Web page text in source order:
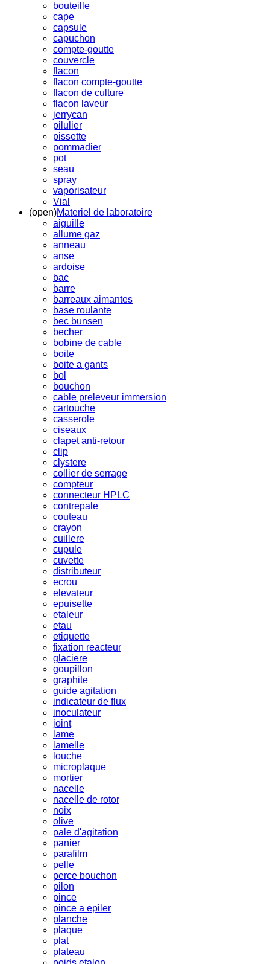
bouteille
cape
capsule
capuchon
compte-goutte
couvercle
flacon
flacon compte-goutte
flacon de culture
flacon laveur
jerrycan
pilulier
pissette
pommadier
pot
seau
spray
vaporisateur
Vial
(open)Materiel de laboratoire
aiguille
allume gaz
anneau
anse
ardoise
bac
barre
barreaux aimantes
base roulante
bec bunsen
becher
bobine de cable
boite
boite a gants
bol
bouchon
cable preleveur immersion
cartouche
casserole
ciseaux
clapet anti-retour
clip
clystere
collier de serrage
compteur
connecteur HPLC
contrepale
couteau
crayon
cuillere
cupule
cuvette
distributeur
ecrou
elevateur
epuisette
etaleur
etau
etiquette
fixation reacteur
glaciere
goupillon
graphite
guide agitation
indicateur de flux
inoculateur
joint
lame
lamelle
louche
microplaque
mortier
nacelle
nacelle de rotor
noix
olive
pale d'agitation
panier
parafilm
pelle
perce bouchon
pilon
pince
pince a epiler
planche
plaque
plat
plateau